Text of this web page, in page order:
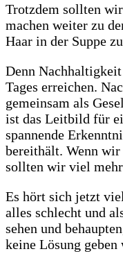
Trotzdem sollten
machen weiter zu
Haar in der Suppe
Denn
Tages erreichen.
gemeinsam als
ist das Leitbild für
spannende
bereithält. Wenn wir
sollten wir viel
Es hört sich jetzt
alles schlecht und
sehen und
keine Lösung geben